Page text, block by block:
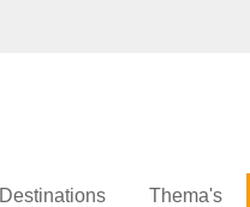
Destinations Thema's